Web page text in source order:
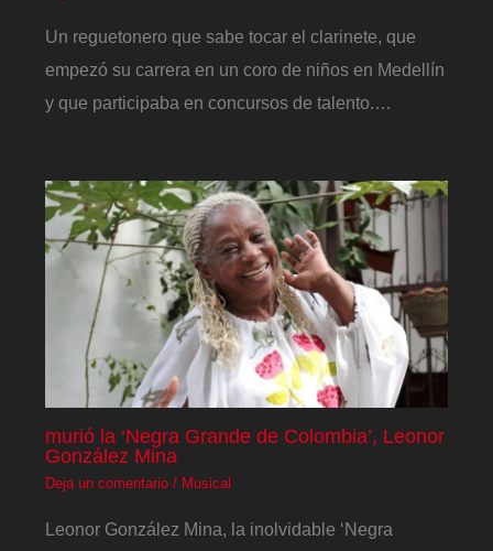
Un reguetonero que sabe tocar el clarinete, que
empezó su carrera en un coro de niños en Medellín
y que participaba en concursos de talento.…
murió la ‘Negra Grande de Colombia’, Leonor
González Mina
Deja un comentario / Musical
Leonor González Mina, la inolvidable ‘Negra